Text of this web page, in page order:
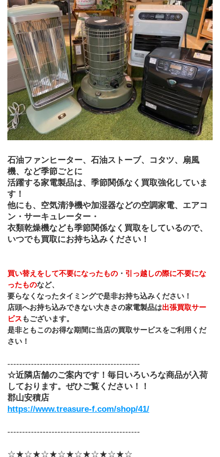
石油ファンヒーター、石油ストーブ、コタツ、扇風
機、など季節ごとに
活躍する家電製品は、季節関係なく買取強化していま
す！
他にも、空気清浄機や加湿器などの空調家電、エアコ
ン・サーキュレーター・
衣類乾燥機なども季節関係なく買取をしているので、
いつでも買取にお持ち込みください！
買い替えをして不要になったもの ・ 引っ越しの際に不要にな
ったものなど、
要らなくなったタイミングで是非お持ち込みください！
店頭へお持ち込みできない大きさの家電製品は出張買取サー
ビスもございます。
是非ともこのお得な期間に当店の買取サービスをご利用くだ
さい！
---------------------------------------------
☆近隣店舗のご案内です！毎日いろいろな商品が入荷
しております。ぜひご覧ください！！
郡山安積店
https://www.treasure-f.com/shop/41/
---------------------------------------------
☆★☆★☆★☆★☆★☆★☆★☆